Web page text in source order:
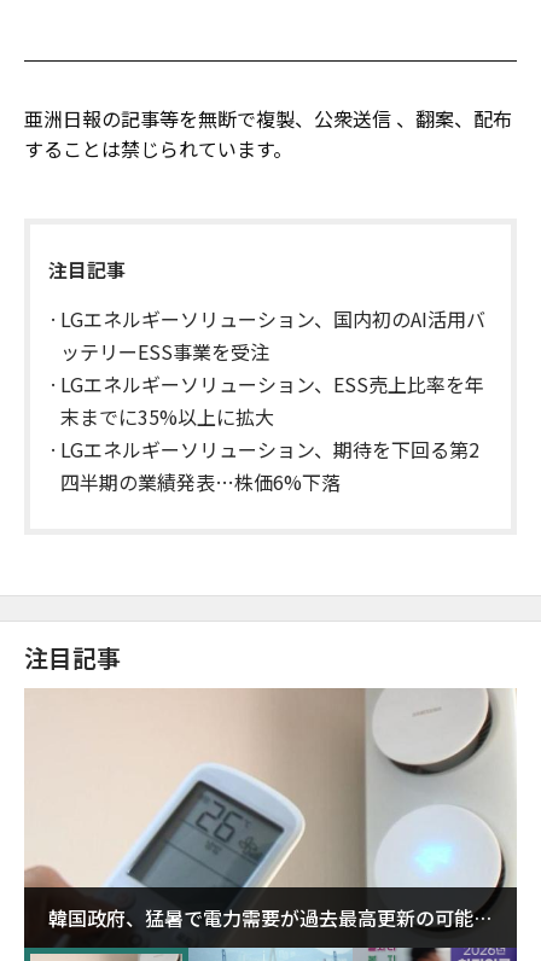
亜洲日報の記事等を無断で複製、公衆送信 、翻案、配布
することは禁じられています。
注目記事
LGエネルギーソリューション、国内初のAI活用バ
ッテリーESS事業を受注
LGエネルギーソリューション、ESS売上比率を年
末までに35%以上に拡大
LGエネルギーソリューション、期待を下回る第2
四半期の業績発表…株価6%下落
注目記事
韓国政府、猛暑で電力需要が過去最高更新の可能性